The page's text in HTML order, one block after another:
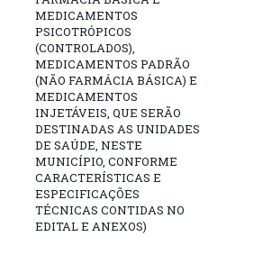
MEDICAMENTOS
PSICOTRÓPICOS
(CONTROLADOS),
MEDICAMENTOS PADRÃO
(NÃO FARMÁCIA BÁSICA) E
MEDICAMENTOS
INJETÁVEIS, QUE SERÃO
DESTINADAS AS UNIDADES
DE SAÚDE, NESTE
MUNICÍPIO, CONFORME
CARACTERÍSTICAS E
ESPECIFICAÇÕES
TÉCNICAS CONTIDAS NO
EDITAL E ANEXOS)